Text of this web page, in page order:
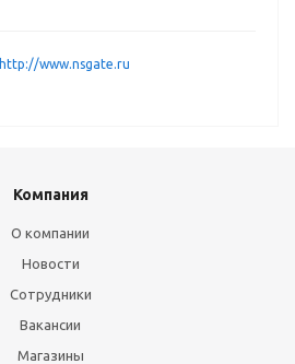
http://www.nsgate.ru
Компания
О компании
Новости
Сотрудники
Вакансии
Магазины